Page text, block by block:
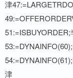
津
津